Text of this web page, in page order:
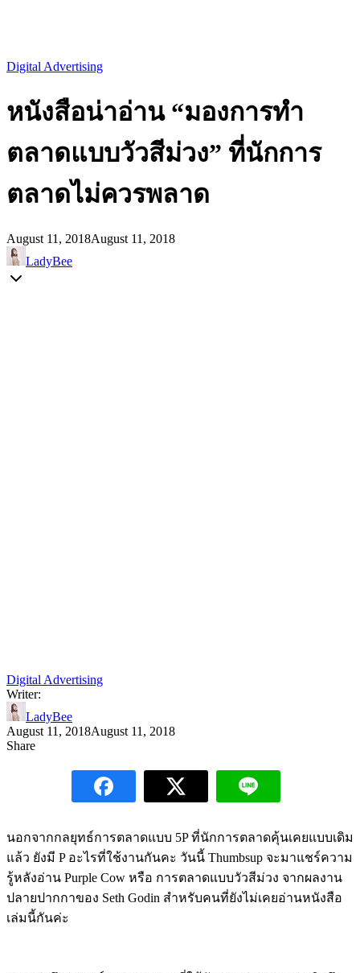
Digital Advertising
หนังสือน่าอ่าน “มองการทำ
ตลาดแบบวัวสีม่วง” ที่นักการ
ตลาดไม่ควรพลาด
August 11, 2018August 11, 2018
LadyBee
Digital Advertising
Writer:
LadyBee
August 11, 2018August 11, 2018
Share
นอกจากกลยุทธ์การตลาดแบบ 5P ที่นักการตลาดคุ้นเคยแบบเดิม
แล้ว ยังมี P อะไรที่ใช้งานกันคะ วันนี้ Thumbsup จะมาแชร์ความ
รู้หลังอ่าน Purple Cow หรือ การตลาดแบบวัวสีม่วง จากผลงาน
ปลายปากกาของ Seth Godin สำหรับคนที่ยังไม่เคยอ่านหนังสือ
เล่มนี้กันค่ะ